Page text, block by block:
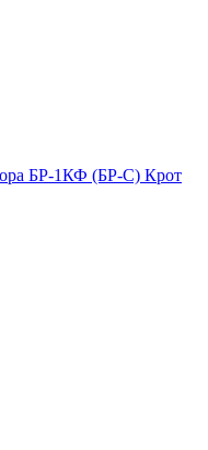
БР-1КФ (БР-С) Крот